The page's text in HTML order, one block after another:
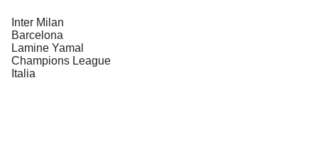
Inter Milan
Barcelona
Lamine Yamal
Champions League
Italia